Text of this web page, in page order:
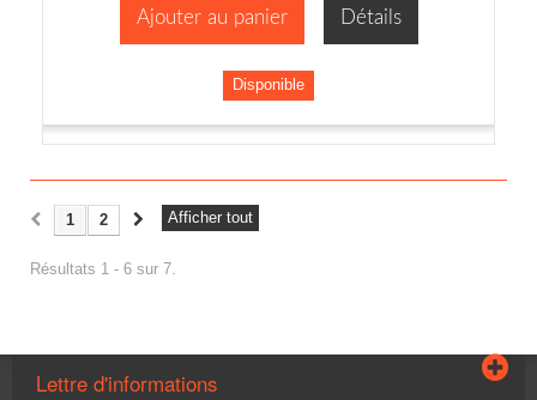
Ajouter au panier Détails
Disponible
Afficher tout
1 2
Résultats 1 - 6 sur 7.
Lettre d'informations